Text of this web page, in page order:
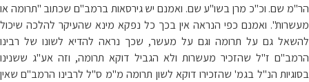
הר"מ שם. וכ"כ מרן בשו"ע שם. ואמנם יש גירסאות ברמב"ם שכתוב "תרומה או
מעשרות". ואמנם כפי הנראה אין בכך כל נפקא מינא שהעיקר להלכה שיכול
להשאל גם על תרומה וגם על מעשר, שכך נראה להדיא לשונו של רבינו
הרמב"ם ז"ל שהזכיר מעשרות ולא הגביל דוקא תרומה, וזה אע"ג ששנינו
בסוגיות הנ"ל בגמ' שהזכירו דוקא לשון תרומה מ"מ ס"ל לרבינו הרמב"ם שאין